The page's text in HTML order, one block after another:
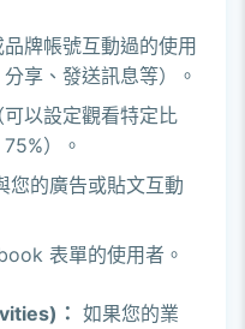
牌帳號互動過的使用
享、發送訊息等）。
以設定觀看特定比
）。
的廣告或貼文互動
表單的使用者。
： 如果您的業